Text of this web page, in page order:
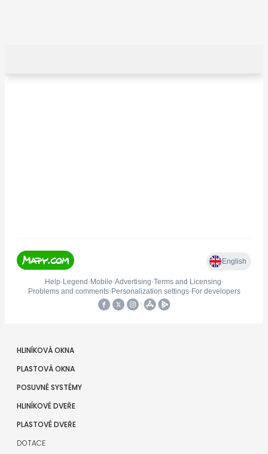
HLINÍKOVÁ OKNA
PLASTOVÁ OKNA
POSUVNÉ SYSTÉMY
HLINÍKOVÉ DVEŘE
PLASTOVÉ DVEŘE
DOTACE